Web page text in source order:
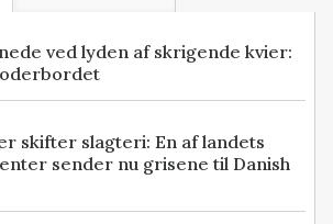
ved lyden af skrigende kvier:
skifter slagteri: En af landets
sender nu grisene til Danish